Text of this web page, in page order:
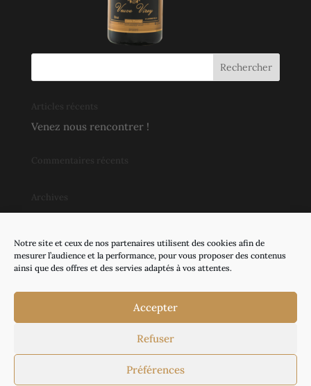
Notre site et ceux de nos partenaires utilisent des cookies afin de
mesurer l’audience et la performance, pour vous proposer des contenus
ainsi que des offres et des servies adaptés à vos attentes.
Accepter
Refuser
Préférences
Articles récents
Venez nous rencontrer !
Commentaires récents
Archives
novembre 2018
Catégories
Actualités
Événements
Groupe écho|Mentions légales |
Confidentialité et cookies|Contact| L’abus